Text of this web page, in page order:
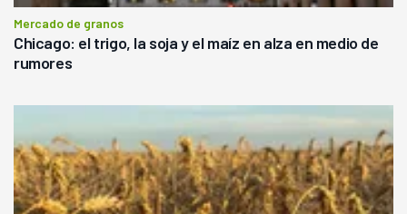
Mercado de granos
Chicago: el trigo, la soja y el maíz en alza en medio de
rumores